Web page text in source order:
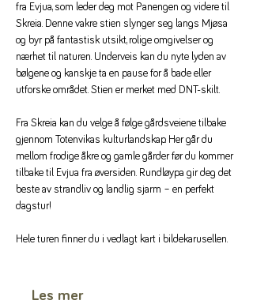
fra Evjua, som leder deg mot Panengen og videre til
Skreia. Denne vakre stien slynger seg langs Mjøsa
og byr på fantastisk utsikt, rolige omgivelser og
nærhet til naturen. Underveis kan du nyte lyden av
bølgene og kanskje ta en pause for å bade eller
utforske området. Stien er merket med DNT-skilt.
Fra Skreia kan du velge å følge gårdsveiene tilbake
gjennom Totenvikas kulturlandskap. Her går du
mellom frodige åkre og gamle gårder før du kommer
tilbake til Evjua fra øversiden. Rundløypa gir deg det
beste av strandliv og landlig sjarm – en perfekt
dagstur!
Hele turen finner du i vedlagt kart i bildekarusellen.
Les mer